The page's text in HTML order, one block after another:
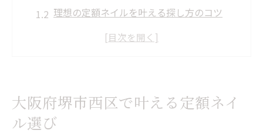
理想の定額ネイルを叶える探し方のコツ
毎月通いたい定額ネイルの選定基準とは
定額ネイルの魅力と最新デザイン事情
定額ネイルで楽しむ最新トレンドデザイン
大阪府堺市西区で叶える定額ネイ
ル選び